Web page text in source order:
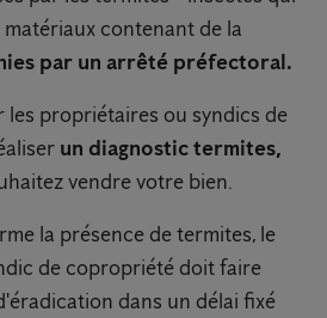
contenant de la
par un arrêté préfectoral.
les propriétaires ou syndics de
un diagnostic termites,
vendre votre bien.
la présence de termites, le
de copropriété doit faire
dans un délai fixé